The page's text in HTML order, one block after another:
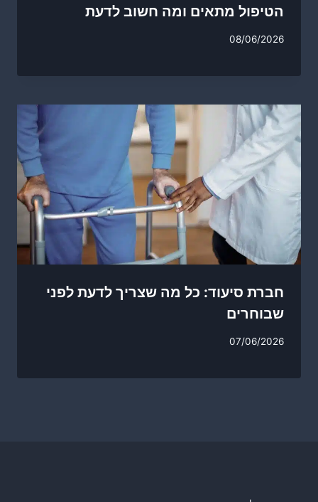
הטיפול מתאים ומה חשוב לדעת
08/06/2026
חברת סיעוד: כל מה שצריך לדעת לפני
שבוחרים
07/06/2026